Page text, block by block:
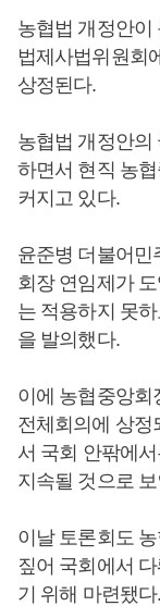
농협법 개정안이
법제사법위원회
상정된다.
농협법 개정안의
하면서 현직 농
커지고 있다.
윤준병 더불어민
회장 연임제가
는 적용하지 못
을 발의했다.
이에 농협중앙회
전체회의에 상정
서 국회 안팎에
지속될 것으로
이날 토론회도
짚어 국회에서
기 위해 마련됐다.